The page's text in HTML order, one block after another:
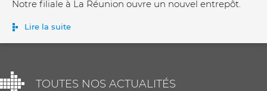
Notre filiale à La Réunion ouvre un nouvel entrepôt.
Lire la suite
TOUTES NOS ACTUALITÉS